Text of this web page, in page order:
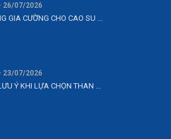
26/07/2026
GIA CƯỜNG CHO CAO SU ...
23/07/2026
Ý KHI LỰA CHỌN THAN ...